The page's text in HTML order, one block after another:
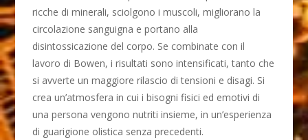
ricche di minerali, sciolgono i muscoli, migliorano la
circolazione sanguigna e portano alla
disintossicazione del corpo. Se combinate con il
lavoro di Bowen, i risultati sono intensificati, tanto che
si avverte un maggiore rilascio di tensioni e disagi. Si
crea un’atmosfera in cui i bisogni fisici ed emotivi di
una persona vengono nutriti insieme, in un’esperienza
di guarigione olistica senza precedenti.